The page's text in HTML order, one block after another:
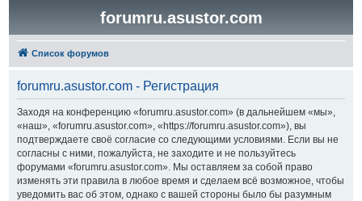
forumru.asustor.com
Список форумов
forumru.asustor.com - Регистрация
Заходя на конференцию «forumru.asustor.com» (в дальнейшем «мы»,
«наш», «forumru.asustor.com», «https://forumru.asustor.com»), вы
подтверждаете своё согласие со следующими условиями. Если вы не
согласны с ними, пожалуйста, не заходите и не пользуйтесь
форумами «forumru.asustor.com». Мы оставляем за собой право
изменять эти правила в любое время и сделаем всё возможное, чтобы
уведомить вас об этом, однако с вашей стороны было бы разумным